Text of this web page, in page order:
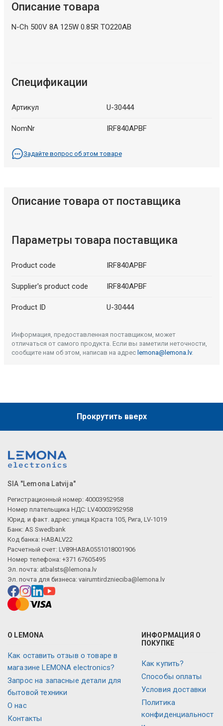
Описание товара
N-Ch 500V 8A 125W 0.85R TO220AB
Спецификации
Артикул U-30444
NomNr IRF840APBF
Задайте вопрос об этом товаре
Описание товара от поставщика
Параметры товара поставщика
Product code IRF840APBF
Supplier's product code IRF840APBF
Product ID U-30444
Информация, предоставленная поставщиком, может
отличаться от самого продукта. Если вы заметили неточности,
сообщите нам об этом, написав на адрес lemona@lemona.lv.
Прокрутить вверх
SIA "Lemona Latvija"
Регистрационный номер: 40003952958
Номер плательщика НДС: LV40003952958
Юрид. и факт. адрес: улица Краста 105, Рига, LV-1019
Банк: AS Swedbank
Код банка: HABALV22
Расчетный счет: LV89HABA0551018001906
Номер телефона: +371 67605495
Эл. почта: atbalsts@lemona.lv
Эл. почта для бизнеса: vairumtirdznieciba@lemona.lv
О LEMONA
Как оставить отзыв о товаре в
магазине LEMONA electronics?
Запрос на запасные детали для
бытовой техники
О нас
Контакты
ИНФОРМАЦИЯ О
ПОКУПКЕ
Как купить?
Способы оплаты
Условия доставки
Политика
конфиденциальност